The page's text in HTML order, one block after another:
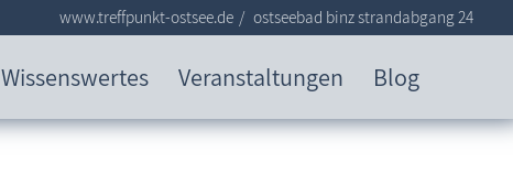
Wissenswertes Veranstaltungen Blog
www.treffpunkt-ostsee.de ostseebad binz strandabgang 24